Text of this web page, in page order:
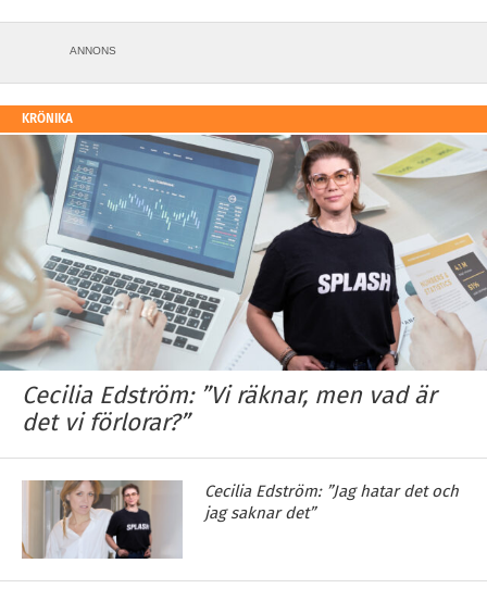
ANNONS
KRÖNIKA
Cecilia Edström: ”Vi räknar, men vad är
det vi förlorar?”
Cecilia Edström: ”Jag hatar det och
jag saknar det”